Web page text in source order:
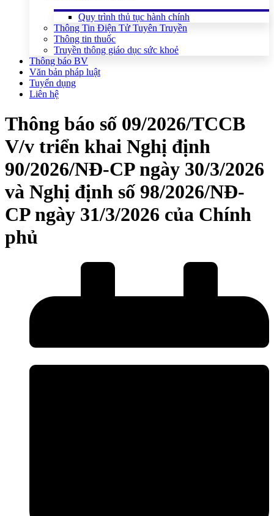
Quy trình thủ tục hành chính
Thông Tin Điện Tử Tuyên Truyền
Thông tin thuốc
Truyền thông giáo dục sức khoẻ
Thông báo BV
Văn bản pháp luật
Tuyển dụng
Liên hệ
Thông báo số 09/2026/TCCB
V/v triển khai Nghị định
90/2026/NĐ-CP ngày 30/3/2026
và Nghị định số 98/2026/NĐ-
CP ngày 31/3/2026 của Chính
phủ